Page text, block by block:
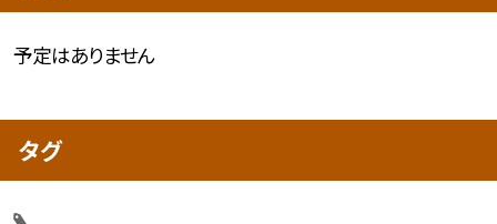
予定はありません
タグ